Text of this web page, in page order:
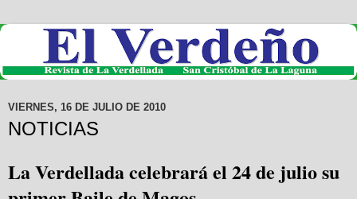
VIERNES, 16 DE JULIO DE 2010
NOTICIAS
La Verdellada celebrará el 24 de julio su